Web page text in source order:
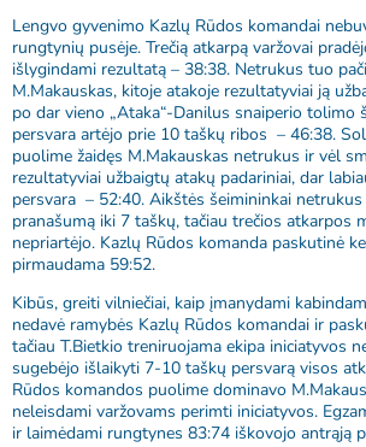
Lengvo gyvenimo Kazlų Rūdos komandai
rungtynių pusėje. Trečią atkarpą varžovai
išlygindami rezultatą – 38:38. Netrukus tuo
M.Makauskas, kitoje atakoje rezultatyviai ją
po dar vieno „Ataka“-Danilus snaiperio tolimo
persvara artėjo prie 10 taškų ribos – 46:38.
puolime žaidęs M.Makauskas netrukus ir vėl
rezultatyviai užbaigtų atakų padariniai, dar
persvara – 52:40. Aikštės šeimininkai
pranašumą iki 7 taškų, tačiau trečios atkarpos
nepriartėjo. Kazlų Rūdos komanda paskutinė
pirmaudama 59:52.
Kibūs, greiti vilniečiai, kaip įmanydami
nedavė ramybės Kazlų Rūdos komandai ir
tačiau T.Bietkio treniruojama ekipa iniciatyvos
sugebėjo išlaikyti 7-10 taškų persvarą visos
Rūdos komandos puolime dominavo
neleisdami varžovams perimti iniciatyvos.
ir laimėdami rungtynes 83:74 iškovojo antrąją